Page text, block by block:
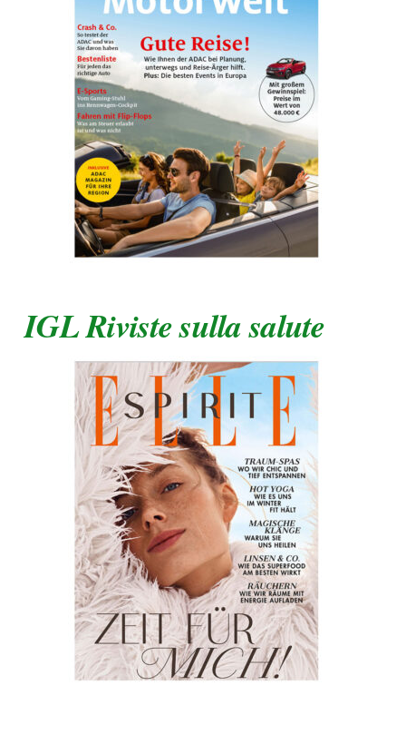
IGL Riviste sulla salute